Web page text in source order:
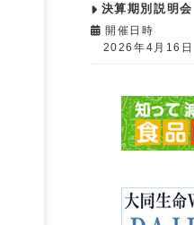
決算期別説明
開催日時
2026年4月16日